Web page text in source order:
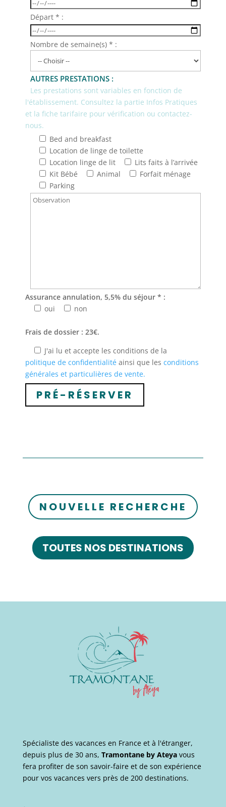
Départ * :
Nombre de semaine(s) * :
AUTRES PRESTATIONS :
Les prestations sont variables en fonction de
l'établissement. Consultez la partie Infos Pratiques
et la fiche tarifaire pour vérification ou contactez-
nous.
Bed and breakfast
Location de linge de toilette
Location linge de lit
Lits faits à l’arrivée
Kit Bébé
Animal
Forfait ménage
Parking
Assurance annulation, 5,5% du séjour * :
oui
non
Frais de dossier : 23€.
J'ai lu et accepte les conditions de la
politique de confidentialitéainsi que les conditions
générales et particulières de vente.
NOUVELLE RECHERCHE
TOUTES NOS DESTINATIONS
Spécialiste des vacances en France et à l'étranger,
depuis plus de 30 ans, Tramontane by Ateya vous
fera profiter de son savoir-faire et de son expérience
pour vos vacances vers près de 200 destinations.